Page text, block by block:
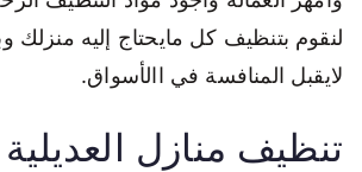
لنقوم بتنظيف كل مايحتاج إليه منزلك
لايقبل المنافسة في االأسواق.